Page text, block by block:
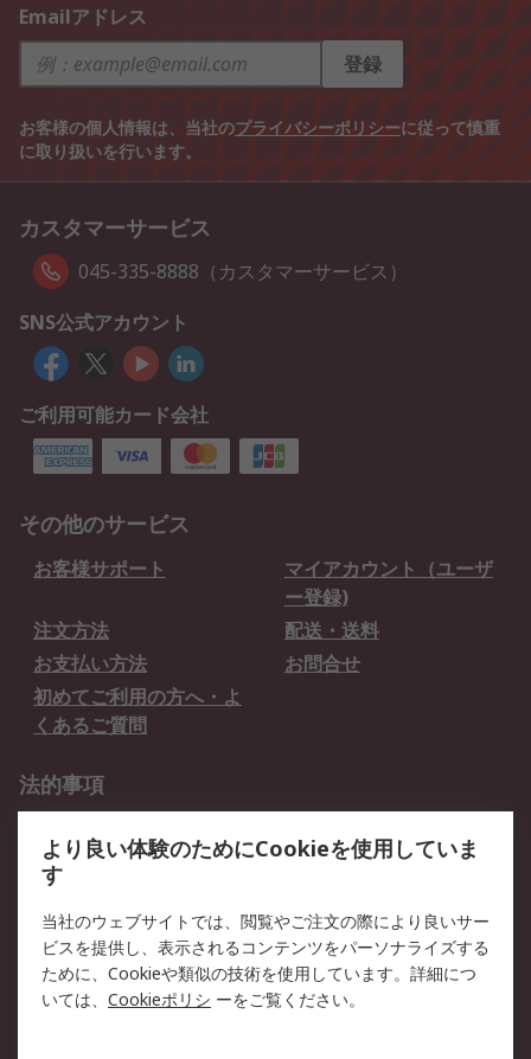
Emailアドレス
登録
お客様の個人情報は、当社のプライバシーポリシーに従って慎重
に取り扱いを行います。
カスタマーサービス
045-335-8888（カスタマーサービス）
SNS公式アカウント
ご利用可能カード会社
その他のサービス
お客様サポート
マイアカウント（ユーザ
ー登録)
注文方法
配送・送料
お支払い方法
お問合せ
初めてご利用の方へ・よ
くあるご質問
法的事項
クッキーポリシー
RSについて
会社概要
採用情報
プレスリリース＆お知ら
コーポレートサイト
より良い体験のためにCookieを使用していま
す
当社のウェブサイトでは、閲覧やご注文の際により良いサー
ビスを提供し、表示されるコンテンツをパーソナライズする
ために、Cookieや類似の技術を使用しています。詳細につ
いては、 Cookieポリシ ーをご覧ください。